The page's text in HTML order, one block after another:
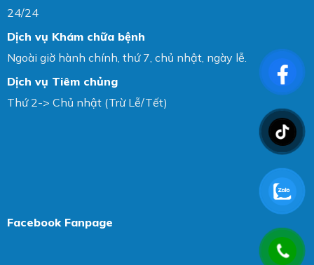
24/24
Dịch vụ Khám chữa bệnh
Ngoài giờ hành chính, thứ 7, chủ nhật, ngày lễ.
Dịch vụ Tiêm chủng
Thứ 2-> Chủ nhật (Trừ Lễ/Tết)
Facebook Fanpage